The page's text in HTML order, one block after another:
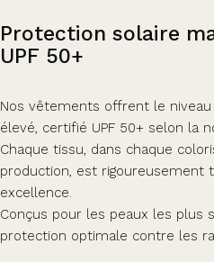
Protection solaire
UPF 50+
Nos vêtements offrent le
élevé, certifié UPF 50+ selon la
Chaque tissu, dans chaque
production, est rigoureusement
excellence.
Conçus pour les peaux les plus
protection optimale contre les